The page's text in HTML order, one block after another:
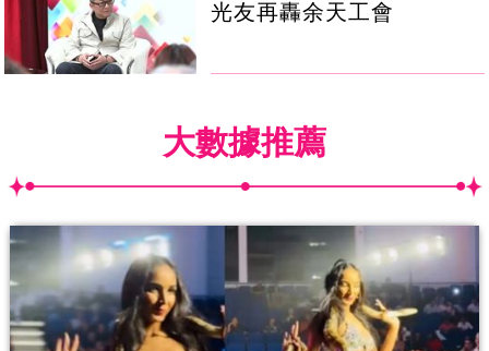
光友再轟余天工會
大數據推薦